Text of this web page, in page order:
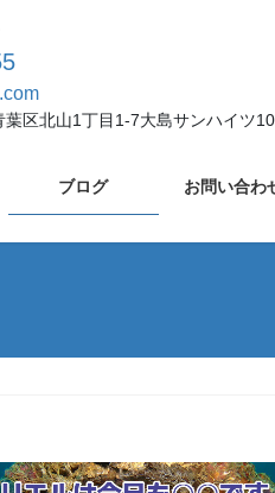
区北山1丁目1-7大島サンハイツ
ブログ お問い合わ